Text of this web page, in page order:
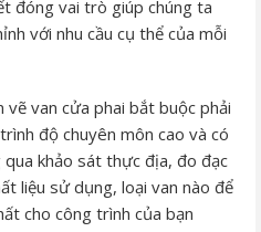
đóng vai trò giúp chúng ta
với nhu cầu cụ thể của mỗi
van cửa phai bắt buộc phải
độ chuyên môn cao và có
qua khảo sát thực địa, đo đạc
liệu sử dụng, loại van nào để
cho công trình của bạn